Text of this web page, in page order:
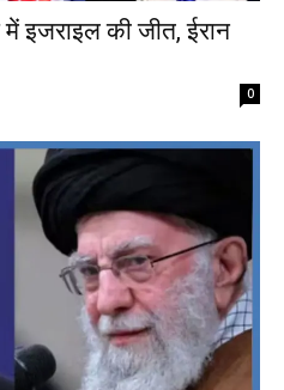
में इजराइल की जीत, ईरान
0